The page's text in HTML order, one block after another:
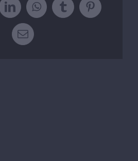
LinkedInWhatsApp
TumblrPinterest
Email